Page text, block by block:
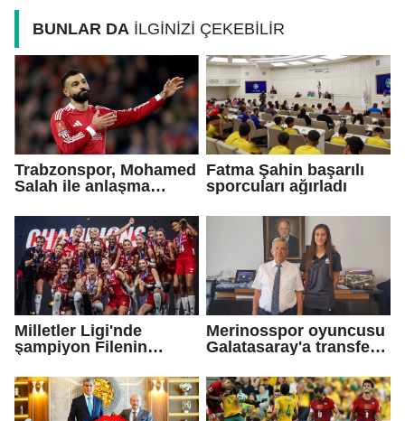
BUNLAR DA İLGİNİZİ ÇEKEBİLİR
Trabzonspor, Mohamed
Salah ile anlaşma
Fatma Şahin başarılı
sporcuları ağırladı
Milletler Ligi'nde
şampiyon Filenin
Merinosspor oyuncusu
Galatasaray'a transfer